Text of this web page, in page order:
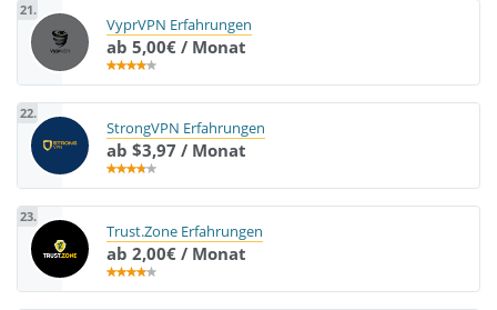
21.
VyprVPN Erfahrungen
ab 5,00€ / Monat
22.
StrongVPN Erfahrungen
ab $3,97 / Monat
23.
Trust.Zone Erfahrungen
ab 2,00€ / Monat